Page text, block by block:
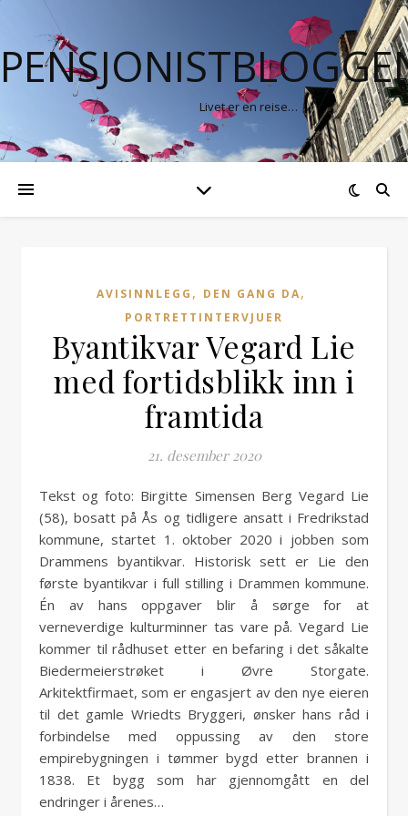
Livet er en reise…
AVISINNLEGG , DEN GANG DA,
PORTRETTINTERVJUER
Byantikvar Vegard Lie
med fortidsblikk inn i
framtida
21. desember 2020
Tekst og foto: Birgitte Simensen Berg Vegard Lie
(58), bosatt på Ås og tidligere ansatt i Fredrikstad
kommune, startet 1. oktober 2020 i jobben som
Drammens byantikvar. Historisk sett er Lie den
første byantikvar i full stilling i Drammen kommune.
Én av hans oppgaver blir å sørge for at
verneverdige kulturminner tas vare på. Vegard Lie
kommer til rådhuset etter en befaring i det såkalte
Biedermeierstrøket i Øvre Storgate.
Arkitektfirmaet, som er engasjert av den nye eieren
til det gamle Wriedts Bryggeri, ønsker hans råd i
forbindelse med oppussing av den store
empirebygningen i tømmer bygd etter brannen i
1838. Et bygg som har gjennomgått en del
endringer i årenes…